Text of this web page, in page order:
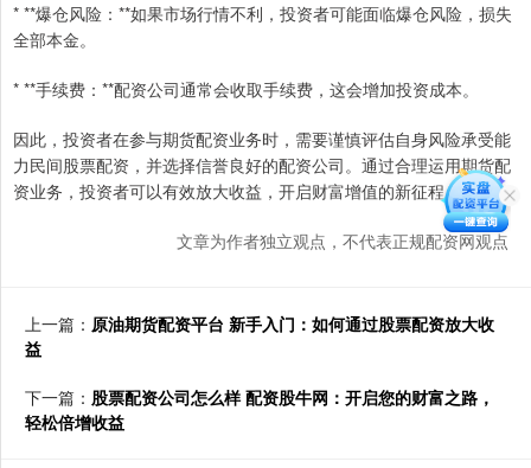
* **爆仓风险：**如果市场行情不利，投资者可能面临爆仓风险，损失
全部本金。
* **手续费：**配资公司通常会收取手续费，这会增加投资成本。
因此，投资者在参与期货配资业务时，需要谨慎评估自身风险承受能
力民间股票配资，并选择信誉良好的配资公司。通过合理运用期货配
资业务，投资者可以有效放大收益，开启财富增值的新征程。
文章为作者独立观点，不代表正规配资网观点
上一篇： 原油期货配资平台 新手入门：如何通过股票配资放大收
益
下一篇： 股票配资公司怎么样 配资股牛网：开启您的财富之路，
轻松倍增收益